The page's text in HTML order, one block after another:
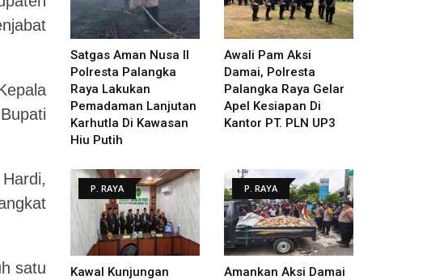
satu
Satgas Aman Nusa II
Polresta Palangka
Raya Lakukan
Pemadaman Lanjutan
Karhutla Di Kawasan
Hiu Putih
Awali Pam Aksi
Damai, Polresta
Palangka Raya Gelar
Apel Kesiapan Di
Kantor PT. PLN UP3
P. RAYA
Kawal Kunjungan
P. RAYA
Amankan Aksi Damai